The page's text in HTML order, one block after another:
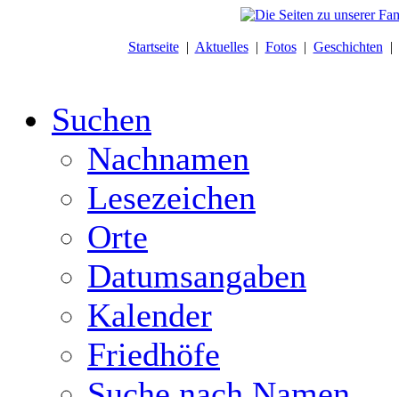
Startseite| Aktuelles| Fotos| Geschichten |
Suchen
Nachnamen
Lesezeichen
Orte
Datumsangaben
Kalender
Friedhöfe